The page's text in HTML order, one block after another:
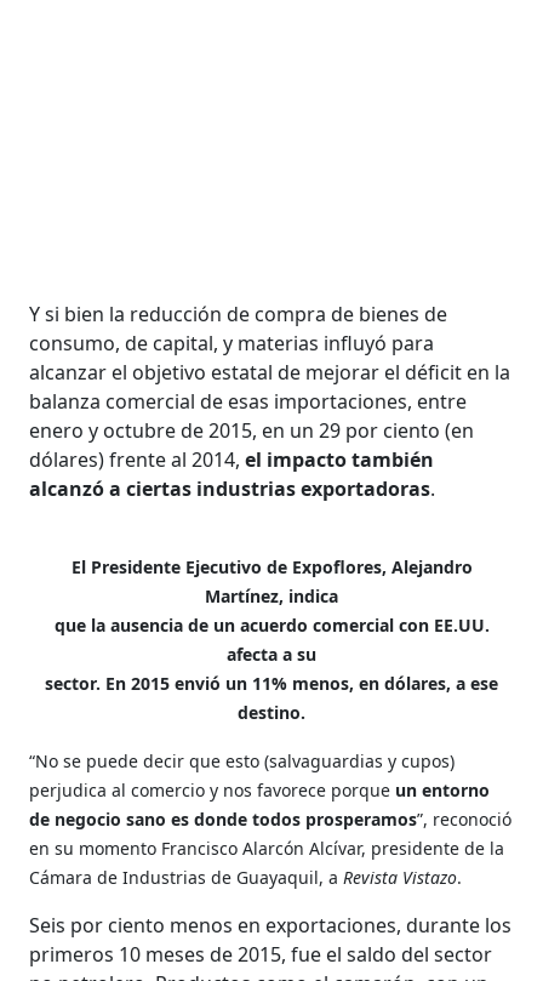
Y si bien la reducción de compra de bienes de
consumo, de capital, y materias influyó para
alcanzar el objetivo estatal de mejorar el déficit en la
balanza comercial de esas importaciones, entre
enero y octubre de 2015, en un 29 por ciento (en
dólares) frente al 2014,el impacto también
alcanzó a ciertas industrias exportadoras.
El Presidente Ejecutivo de Expoflores, Alejandro
Martínez, indica
que la ausencia de un acuerdo comercial con EE.UU.
afecta a su
sector. En 2015 envió un 11% menos, en dólares, a ese
destino.
“No se puede decir que esto (salvaguardias y cupos)
perjudica al comercio y nos favorece porque un entorno
de negocio sano es donde todos prosperamos”, reconoció
en su momento Francisco Alarcón Alcívar, presidente de la
Cámara de Industrias de Guayaquil, aRevista Vistazo.
Seis por ciento menos en exportaciones, durante los
primeros 10 meses de 2015, fue el saldo del sector